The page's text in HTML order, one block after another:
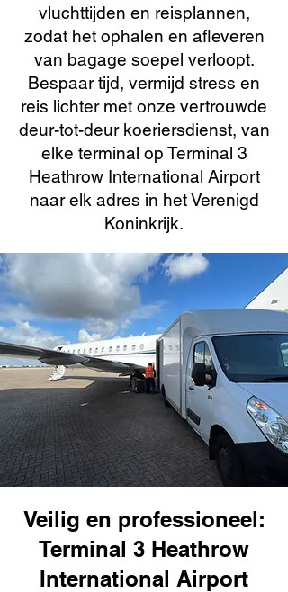
vluchttijden en reisplannen,
zodat het ophalen en afleveren
van bagage soepel verloopt.
Bespaar tijd, vermijd stress en
reis lichter met onze vertrouwde
deur-tot-deur koeriersdienst, van
elke terminal op Terminal 3
Heathrow International Airport
naar elk adres in het Verenigd
Koninkrijk.
Veilig en professioneel:
Terminal 3 Heathrow
International Airport